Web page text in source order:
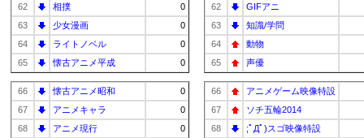
62
相撲
0
63
少女漫画
0
64
ライトノベル
0
65
懐古アニメ平成 0
66 懐古アニメ昭和
0
67
アニメキャラ
0
68
アニメ現行
0
62
GIFアニ
63
知識/学問
64
動物
65
声優
66
アニメゲーム映像特設
67
ソチ五輪2014
68
;ﾟДﾟ)スゴ映像特設